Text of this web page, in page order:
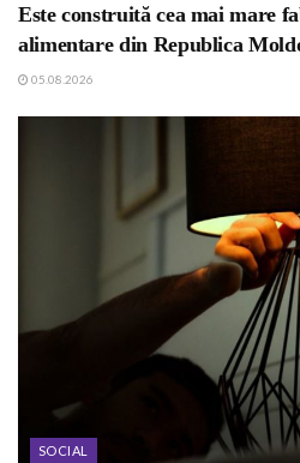
Este construită cea mai mare
alimentare din Republica
05.08.2026
SOCIAL